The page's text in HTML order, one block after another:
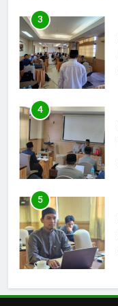
3
4
5
6